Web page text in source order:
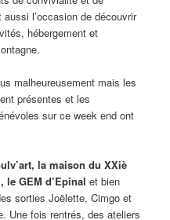
l’occasion de découvrir
hébergement et
malheureusement mais les
présentes et les
sur ce week end ont
la maison du XXiè
le GEM d’Epinalet bien
sorties Joëlette, Cimgo et
Une fois rentrés, des ateliers